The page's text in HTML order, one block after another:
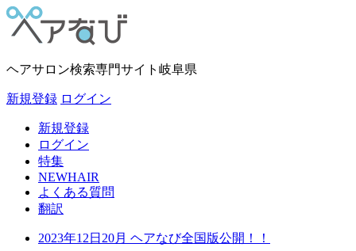
ヘアサロン検索専門サイト 岐阜県
新規登録 ログイン
新規登録
ログイン
特集
NEWHAIR
よくある質問
翻訳
2023年12日20月 ヘアなび全国版公開！！